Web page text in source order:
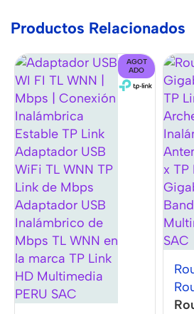
Productos Relacionados
AGOT
ADO